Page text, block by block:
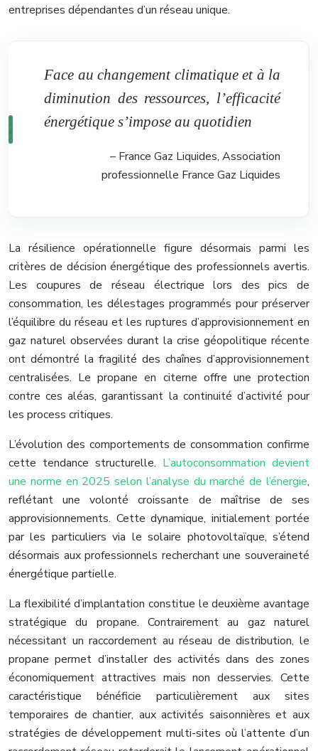
entreprises dépendantes d’un réseau unique.
Face au changement climatique et à la
diminution des ressources, l’efficacité
énergétique s’impose au quotidien
– France Gaz Liquides, Association
professionnelle France Gaz Liquides
La résilience opérationnelle figure désormais parmi les
critères de décision énergétique des professionnels avertis.
Les coupures de réseau électrique lors des pics de
consommation, les délestages programmés pour préserver
l’équilibre du réseau et les ruptures d’approvisionnement en
gaz naturel observées durant la crise géopolitique récente
ont démontré la fragilité des chaînes d’approvisionnement
centralisées. Le propane en citerne offre une protection
contre ces aléas, garantissant la continuité d’activité pour
les process critiques.
L’évolution des comportements de consommation confirme
cette tendance structurelle. L’autoconsommation devient
une norme en 2025 selon l’analyse du marché de l’énergie,
reflétant une volonté croissante de maîtrise de ses
approvisionnements. Cette dynamique, initialement portée
par les particuliers via le solaire photovoltaïque, s’étend
désormais aux professionnels recherchant une souveraineté
énergétique partielle.
La flexibilité d’implantation constitue le deuxième avantage
stratégique du propane. Contrairement au gaz naturel
nécessitant un raccordement au réseau de distribution, le
propane permet d’installer des activités dans des zones
économiquement attractives mais non desservies. Cette
caractéristique bénéficie particulièrement aux sites
temporaires de chantier, aux activités saisonnières et aux
stratégies de développement multi-sites où l’attente d’un